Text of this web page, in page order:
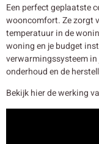
Een perfect geplaatste
wooncomfort. Ze zorgt
temperatuur in de
woning en je budget
verwarmingssysteem
onderhoud en de
Bekijk hier de werking